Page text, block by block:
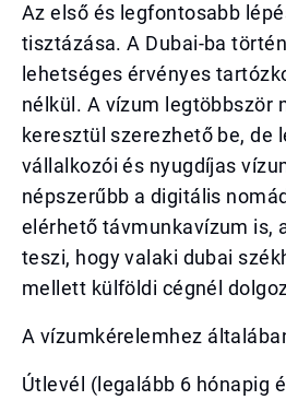
Az első és legfontosabb
tisztázása. A Dubai-ba
lehetséges érvényes
nélkül. A vízum legtöbbször
keresztül szerezhető be, de
vállalkozói és nyugdíjas
népszerűbb a digitális
elérhető távmunkavízum is,
teszi, hogy valaki dubai
mellett külföldi cégnél
A vízumkérelemhez
Útlevél (legalább 6 hónapig